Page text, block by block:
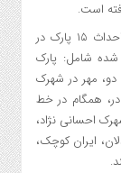
رئیس کمیسیون تلفیق شورای اسلامی شهر کرج به احداث ۱۵ پارک در
شده شامل: پارک
دو، مهر در شهرک
همگام در خط
احسانی نژاد،
ایران کوچک،